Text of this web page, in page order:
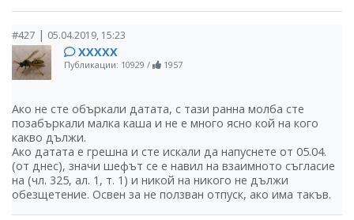
#427 | 05.04.2019, 15:23
ХХХХХ
Публикации: 10929 / 1957
Ако не сте объркали датата, с тази ранна молба сте
позабъркали малка каша и не е много ясно кой на кого
какво дължи.
Ако датата е грешна и сте искали да напуснете от 05.04.
(от днес), значи шефът се е навил на взаимното съгласие
на (чл. 325, ал. 1, т. 1) и никой на никого не дължи
обезщетение. Освен за не ползван отпуск, ако има такъв.